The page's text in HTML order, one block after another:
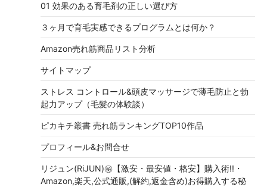
01 効果のある育毛剤の正しい選び方
３ヶ月で育毛実感できるプログラムとは何か？
Amazon売れ筋商品リスト分析
サイトマップ
ストレス コントロール&頭皮マッサージで薄毛防止と勃
起力アップ（毛髪の体験談）
ピカキチ叢書 売れ筋ランキングTOP10作品
プロフィール&お問合せ
リジュン(RiJUN)㊙【激安・最安値・格安】購入術!!・
Amazon,楽天,公式通販,(解約,返金含め)お得購入する秘